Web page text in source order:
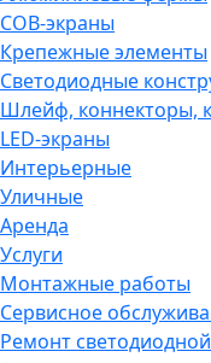
COB-экраны
Крепежные элементы
Светодиодные
Шлейф, коннекторы,
LED-экраны
Интерьерные
Уличные
Аренда
Услуги
Монтажные работы
Сервисное
Ремонт